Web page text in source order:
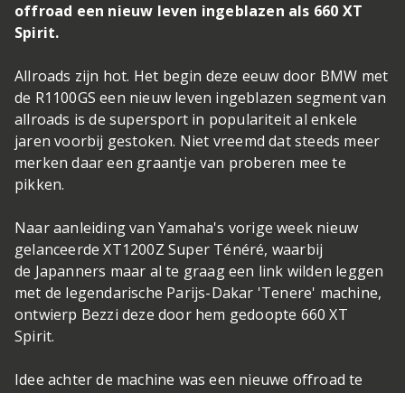
offroad een nieuw leven ingeblazen als 660 XT
Spirit.
Allroads zijn hot. Het begin deze eeuw door BMW met
de R1100GS een nieuw leven ingeblazen segment van
allroads is de supersport in populariteit al enkele
jaren voorbij gestoken. Niet vreemd dat steeds meer
merken daar een graantje van proberen mee te
pikken.
Naar aanleiding van Yamaha's vorige week nieuw
gelanceerde XT1200Z Super Ténéré, waarbij
de Japanners maar al te graag een link wilden leggen
met de legendarische Parijs-Dakar 'Tenere' machine,
ontwierp Bezzi deze door hem gedoopte 660 XT
Spirit.
Idee achter de machine was een nieuwe offroad te